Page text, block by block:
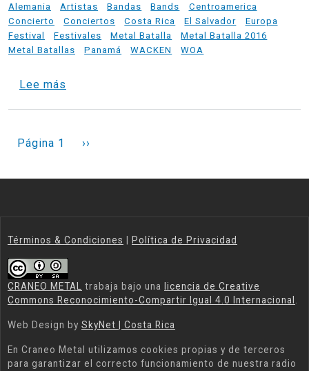
Alemania
Artistas Bandas Bands
Centroamerica
Concierto
Conciertos Costa Rica El Salvador
Europa
Festival
Festivales Metal Batalla
Metal Batalla 2016
Metal Batallas
Panamá WACKEN WOA
Lee más
PAGINACIÓN
Página 1 Siguiente página
››
Términos & Condiciones Política de Privacidad
CRANEO METAL trabaja bajo una
licencia de Creative
Commons Reconocimiento-Compartir Igual 4.0 Internacional .
Web Design by SkyNet | Costa Rica
En Craneo Metal
utilizamos cookies propias y de terceros
para garantizar el correcto funcionamiento de nuestra radio